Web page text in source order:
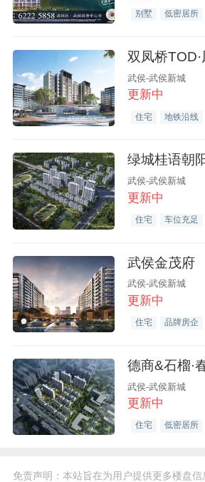
别墅 低密居所
双凤桥
武侯-武侯新城
更新中
住宅 地铁沿线
绿城桂语朝
武侯-武侯新城
更新中
住宅 车位充足
武侯金茂府
武侯-武侯新城
更新中
住宅 品牌房企
德商&石榴·
武侯-武侯新城
更新中
住宅 低密居所
免责声明：本站旨在为用户提供更多楼盘